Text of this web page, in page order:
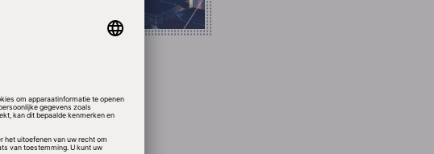
de 25 en
hoger dan